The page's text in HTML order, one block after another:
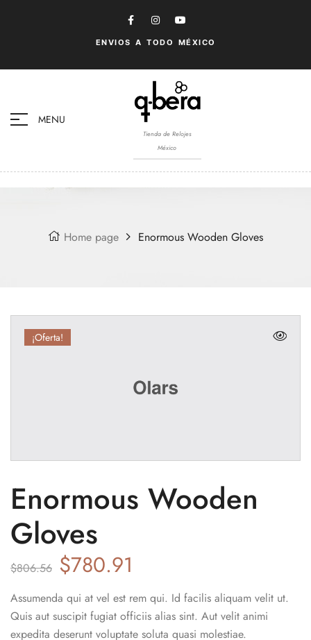
ENVIOS A TODO MÉXICO
MENU
Tienda de Relojes
México
Home page Enormous Wooden Gloves
¡Oferta!
Enormous Wooden
Gloves
$806.56 $780.91
Assumenda qui at vel est rem qui. Id facilis aliquam velit ut.
Quis aut suscipit fugiat officiis alias sint. Aut velit animi
expedita deserunt voluptate soluta quasi molestiae.